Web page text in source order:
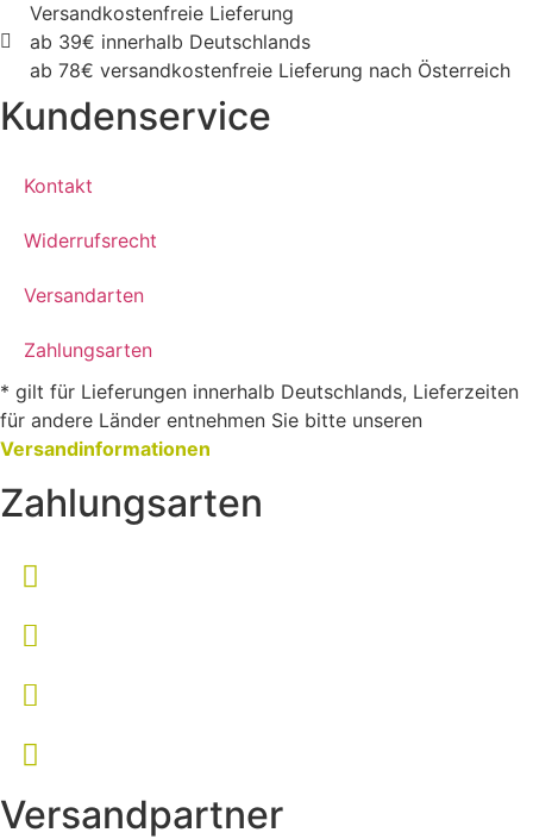
Versandkostenfreie Lieferung
ab 39€ innerhalb Deutschlands
ab 78€ versandkostenfreie Lieferung nach Österreich
Kundenservice
Kontakt
Widerrufsrecht
Versandarten
Zahlungsarten
* gilt für Lieferungen innerhalb Deutschlands, Lieferzeiten
für andere Länder entnehmen Sie bitte unseren
Versandinformationen
Zahlungsarten
Versandpartner